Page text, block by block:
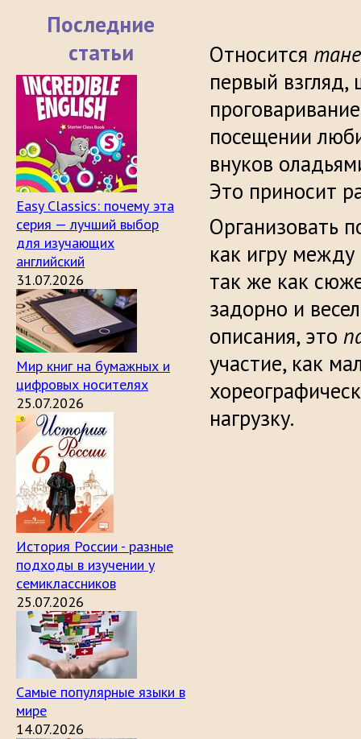
Последние
статьи
Easy Classics: почему эта
серия — лучший выбор
для изучающих
английский
31.07.2026
Мир книг на бумажных и
цифровых носителях
25.07.2026
История России - разные
подходы в изучении у
семиклассников
25.07.2026
Самые популярные языки в
мире
14.07.2026
Относится
первый
посещении
внуков
Это приносит
Организовать
как игру
так же как
задорно и
описания, это
участие, как
нагрузку.